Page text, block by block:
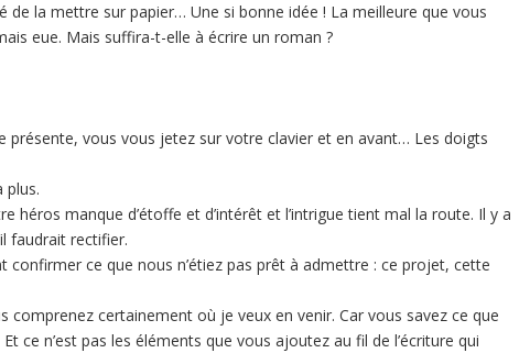
de la mettre sur papier… Une si bonne idée ! La meilleure que vous
eue. Mais suffira-t-elle à écrire un roman ?
présente, vous vous jetez sur votre clavier et en avant… Les doigts
plus.
héros manque d’étoffe et d’intérêt et l’intrigue tient mal la route. Il y a
faudrait rectifier.
confirmer ce que nous n’étiez pas prêt à admettre : ce projet, cette
comprenez certainement où je veux en venir. Car vous savez ce que
ce n’est pas les éléments que vous ajoutez au fil de l’écriture qui